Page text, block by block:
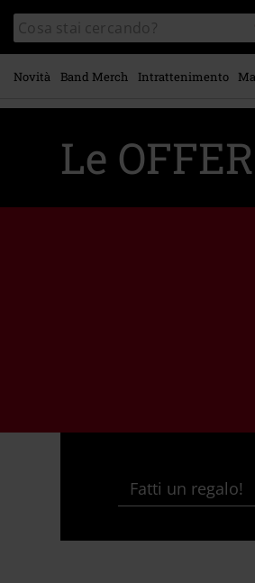
contenuto
principale
Cerca
nel
catalogo
Novità Band Merch Intrattenimento
Le
Fatti un regalo!